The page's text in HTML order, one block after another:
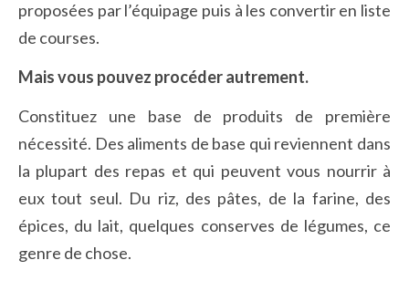
proposées par l’équipage puis à les convertir en liste
de courses.
Mais vous pouvez procéder autrement.
Constituez une base de produits de première
nécessité. Des aliments de base qui reviennent dans
la plupart des repas et qui peuvent vous nourrir à
eux tout seul. Du riz, des pâtes, de la farine, des
épices, du lait, quelques conserves de légumes, ce
genre de chose.